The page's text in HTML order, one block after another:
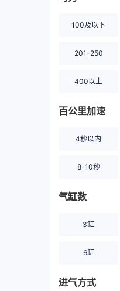
100及以下
201-250
400以上
百公里加速
4秒以内
8-10秒
气缸数
3缸
6缸
进气方式